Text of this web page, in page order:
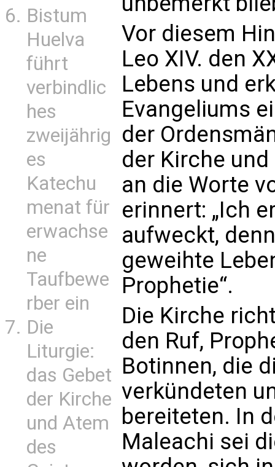
Bistum
Huelva
führt
verbindlic
hes
zweijährig
es
Katechu
menat für
erwachse
ne
Taufbewe
rber ein
Die
Liturgie:
das Gebet
der Kirche
und Atem
des
Vor diesem
Leo XIV. den
Lebens und
Evangeliums
der
der Kirche
an die Worte
erinnert: „Ich
aufweckt,
geweihte
Prophetie“.
Die Kirche
den Ruf,
Botinnen, die
verkündeten
bereiteten. In
Maleachi sei